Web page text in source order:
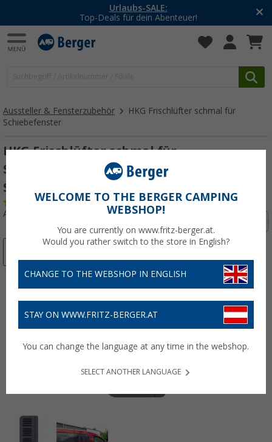
Urlaubs-SALE:
Top-Deals für dein Abenteuer!
Aussteller & Fensterzubehör
HKG Frischlüfter schmal für
Schiebefenster
HKG Frischlüfter schmal für
Schiebefenster für VW T4 1990-2003 linke
Seite
(19)
Art.-Nr.: 226130
WELCOME TO THE BERGER CAMPING
WEBSHOP!
You are currently on www.fritz-berger.at.
Would you rather switch to the store in English?
CHANGE TO THE WEBSHOP IN ENGLISH
STAY ON WWW.FRITZ-BERGER.AT
You can change the language at any time in the webshop.
SELECT ANOTHER LANGUAGE